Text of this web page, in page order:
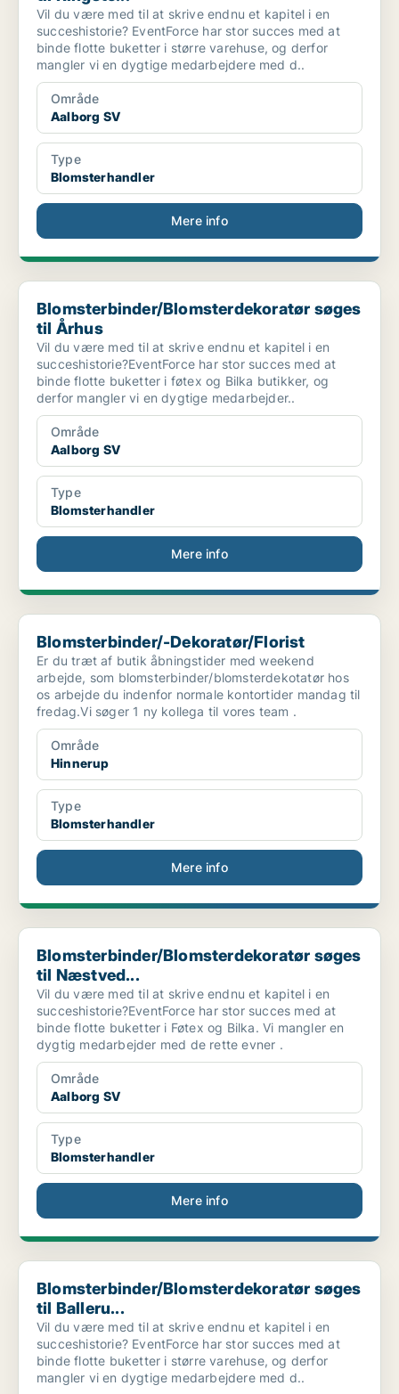
Vil du være med til at skrive endnu et kapitel i en
succeshistorie? EventForce har stor succes med at
binde flotte buketter i større varehuse, og derfor
mangler vi en dygtige medarbejdere med d..
Område
Aalborg SV
Type
Blomsterhandler
Mere info
Blomsterbinder/Blomsterdekoratør søges til Århus
Blomsterbinder/Blomsterdekoratør søges
til Århus
Vil du være med til at skrive endnu et kapitel i en
succeshistorie?EventForce har stor succes med at
binde flotte buketter i føtex og Bilka butikker, og
derfor mangler vi en dygtige medarbejder..
Område
Aalborg SV
Type
Blomsterhandler
Mere info
Blomsterbinder/-Dekoratør/Florist
Blomsterbinder/-Dekoratør/Florist
Er du træt af butik åbningstider med weekend
arbejde, som blomsterbinder/blomsterdekotatør hos
os arbejde du indenfor normale kontortider mandag til
fredag.Vi søger 1 ny kollega til vores team .
Område
Hinnerup
Type
Blomsterhandler
Mere info
Blomsterbinder/Blomsterdekoratør søges til Næstved...
Blomsterbinder/Blomsterdekoratør søges
til Næstved...
Vil du være med til at skrive endnu et kapitel i en
succeshistorie?EventForce har stor succes med at
binde flotte buketter i Føtex og Bilka. Vi mangler en
dygtig medarbejder med de rette evner .
Område
Aalborg SV
Type
Blomsterhandler
Mere info
Blomsterbinder/Blomsterdekoratør søges til Balleru...
Blomsterbinder/Blomsterdekoratør søges
til Balleru...
Vil du være med til at skrive endnu et kapitel i en
succeshistorie? EventForce har stor succes med at
binde flotte buketter i større varehuse, og derfor
mangler vi en dygtige medarbejdere med d..